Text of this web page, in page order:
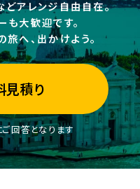
アレンジ自由自在。
大歓迎です。
へ、出かけよう。
見積り
回答となります